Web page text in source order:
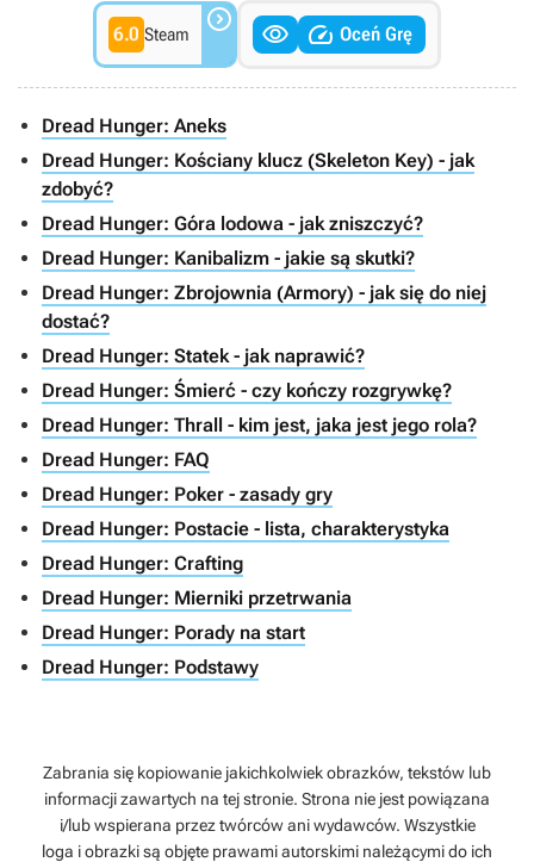
6.0 Steam    Oceń Grę
Dread Hunger: Aneks
Dread Hunger: Kościany klucz (Skeleton Key) - jak
zdobyć?
Dread Hunger: Góra lodowa - jak zniszczyć?
Dread Hunger: Kanibalizm - jakie są skutki?
Dread Hunger: Zbrojownia (Armory) - jak się do niej
dostać?
Dread Hunger: Statek - jak naprawić?
Dread Hunger: Śmierć - czy kończy rozgrywkę?
Dread Hunger: Thrall - kim jest, jaka jest jego rola?
Dread Hunger: FAQ
Dread Hunger: Poker - zasady gry
Dread Hunger: Postacie - lista, charakterystyka
Dread Hunger: Crafting
Dread Hunger: Mierniki przetrwania
Dread Hunger: Porady na start
Dread Hunger: Podstawy
Zabrania się kopiowanie jakichkolwiek obrazków, tekstów lub
informacji zawartych na tej stronie. Strona nie jest powiązana
i/lub wspierana przez twórców ani wydawców. Wszystkie
loga i obrazki są objęte prawami autorskimi należącymi do ich